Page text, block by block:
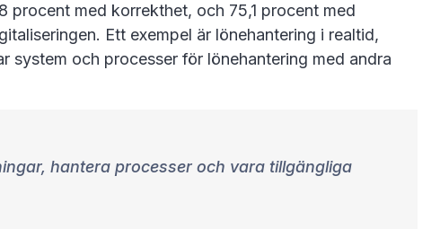
procent med korrekthet, och 75,1 procent med
Ett exempel är lönehantering i realtid,
och processer för lönehantering med andra
hantera processer och vara tillgängliga